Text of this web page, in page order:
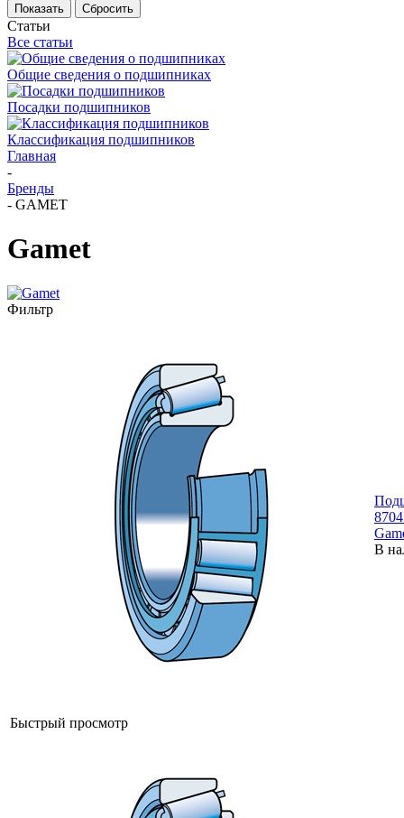
Сбросить
Статьи
Все статьи
Общие сведения о подшипниках
Посадки подшипников
Классификация подшипников
Главная
-
Бренды
- GAMET
Gamet
Фильтр
Быстрый просмотр
В